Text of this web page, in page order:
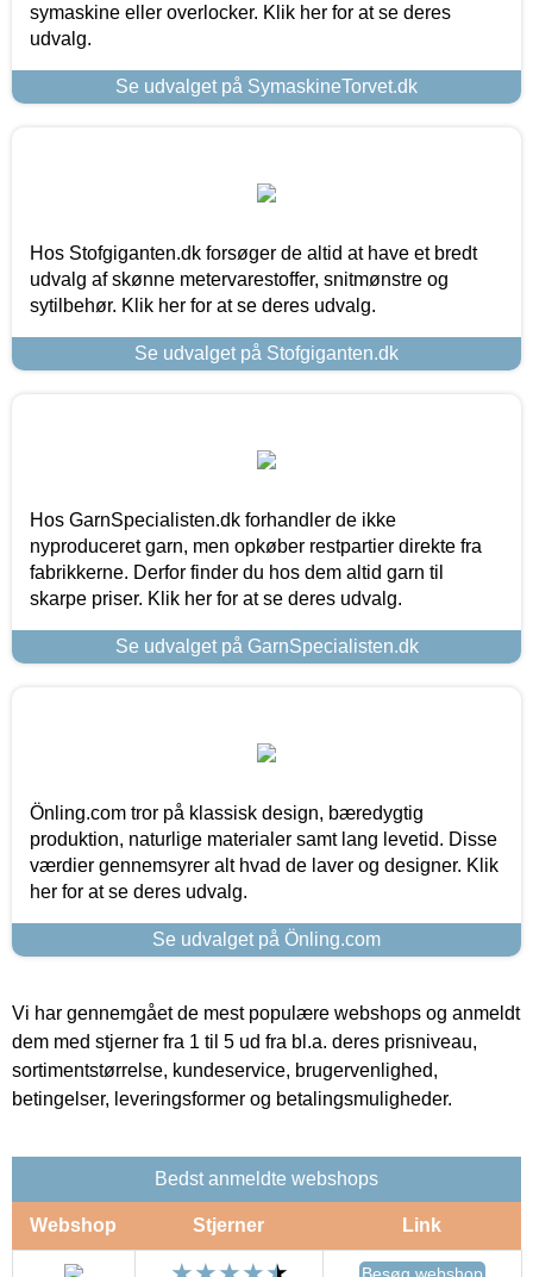
symaskine eller overlocker. Klik her for at se deres
udvalg.
Se udvalget på SymaskineTorvet.dk
Hos Stofgiganten.dk forsøger de altid at have et bredt
udvalg af skønne metervarestoffer, snitmønstre og
sytilbehør. Klik her for at se deres udvalg.
Se udvalget på Stofgiganten.dk
Hos GarnSpecialisten.dk forhandler de ikke
nyproduceret garn, men opkøber restpartier direkte fra
fabrikkerne. Derfor finder du hos dem altid garn til
skarpe priser. Klik her for at se deres udvalg.
Se udvalget på GarnSpecialisten.dk
Önling.com tror på klassisk design, bæredygtig
produktion, naturlige materialer samt lang levetid. Disse
værdier gennemsyrer alt hvad de laver og designer. Klik
her for at se deres udvalg.
Se udvalget på Önling.com
Vi har gennemgået de mest populære webshops og anmeldt
dem med stjerner fra 1 til 5 ud fra bl.a. deres prisniveau,
sortimentstørrelse, kundeservice, brugervenlighed,
betingelser, leveringsformer og betalingsmuligheder.
Bedst anmeldte webshops
Webshop Stjerner Link